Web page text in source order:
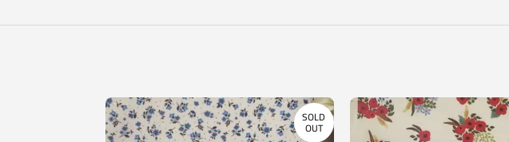
SOLD
OUT